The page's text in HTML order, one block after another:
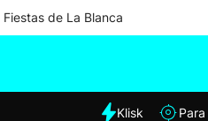
Fiestas de La Blanca
Klisk